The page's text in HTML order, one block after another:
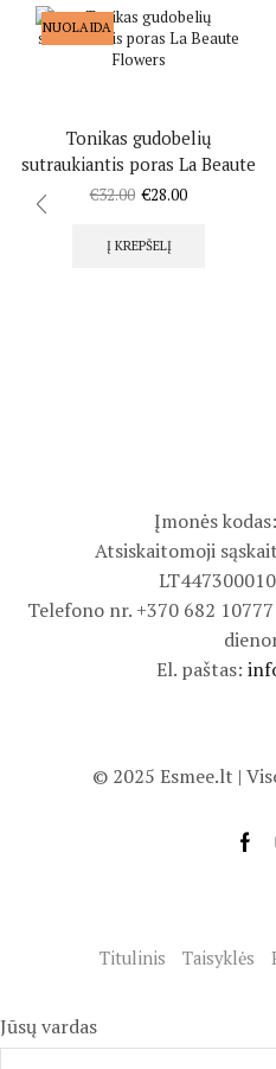
NUOLAIDA
Tonikas gudobelių
sutraukiantis poras La Beaute
Flowers
€32.00 €28.00
Į KREPŠELĮ
Įmonės
Atsiskaitomoji
Telefono nr. +370 682
El. paštas:
© 2025 Esmee.lt |
Titulinis Taisyklės
Jūsų vardas